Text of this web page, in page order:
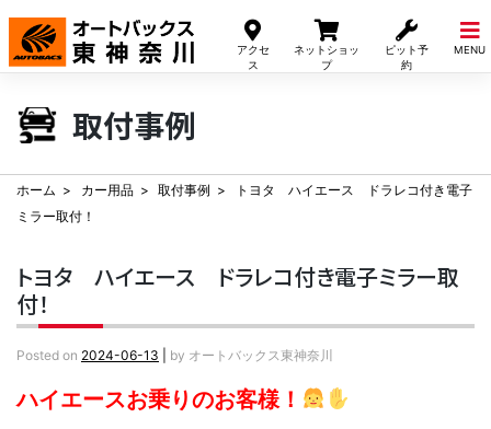
アクセ
ス
ネットショッ
プ
ピット予
約
MENU
Skip
content
取付事例
ホーム カー用品 取付事例
トヨタ ハイエース ドラレコ付き電子
ミラー取付！
トヨタ ハイエース ドラレコ付き電子ミラー取
付！
Posted on 2024-06-13 by オートバックス東神奈川
ハイエースお乗りのお客様！